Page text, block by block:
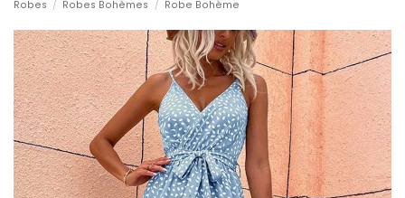
Robes / Robes Bohèmes / Robe Bohème